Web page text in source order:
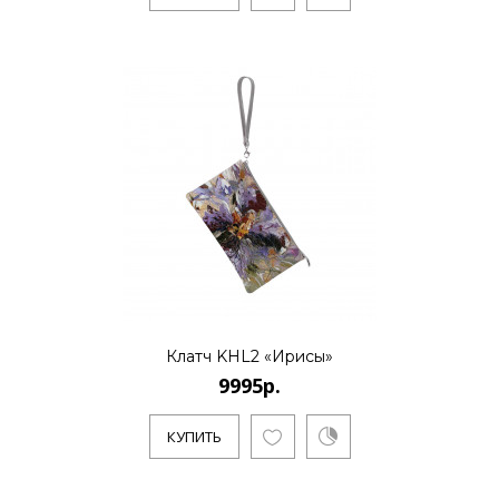
КУПИТЬ
Клатч KHL2 «Ранний вечер на
петербургской улице»
9995р.
Художник Дмитрий Кустанович, живет и
КУПИТЬ
Клатч KHL2 «Ирисы»
9995р.
КУПИТЬ